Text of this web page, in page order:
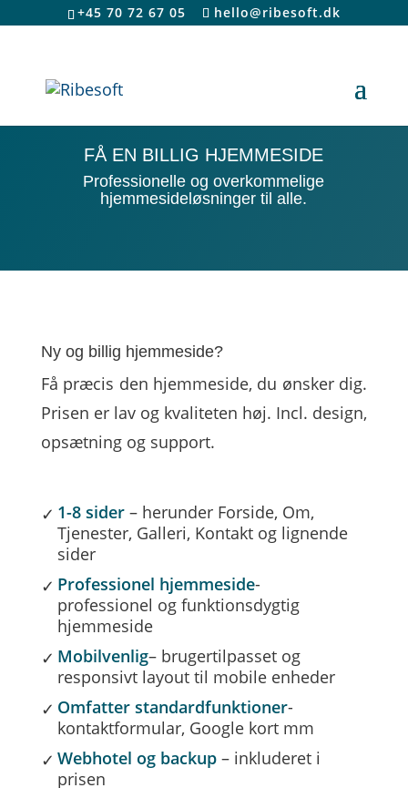
+45 70 72 67 05 hello@ribesoft.dk
FÅ EN BILLIG HJEMMESIDE
Professionelle og overkommelige
hjemmesideløsninger til alle.
Ny og billig hjemmeside?
Få præcis den hjemmeside, du ønsker dig.
Prisen er lav og kvaliteten høj. Incl. design,
opsætning og support.
1-8 sider– herunder Forside, Om,
Tjenester, Galleri, Kontakt og lignende
sider
Professionel hjemmeside-
professionel og funktionsdygtig
hjemmeside
Mobilvenlig– brugertilpasset og
responsivt layout til mobile enheder
Omfatter standardfunktioner-
kontaktformular, Google kort mm
Webhotel og backup – inkluderet i
prisen